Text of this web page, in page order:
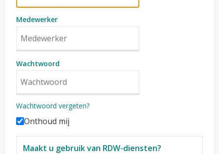
Medewerker
Wachtwoord
Wachtwoord vergeten?
Onthoud mij
Maakt u gebruik van RDW-diensten?